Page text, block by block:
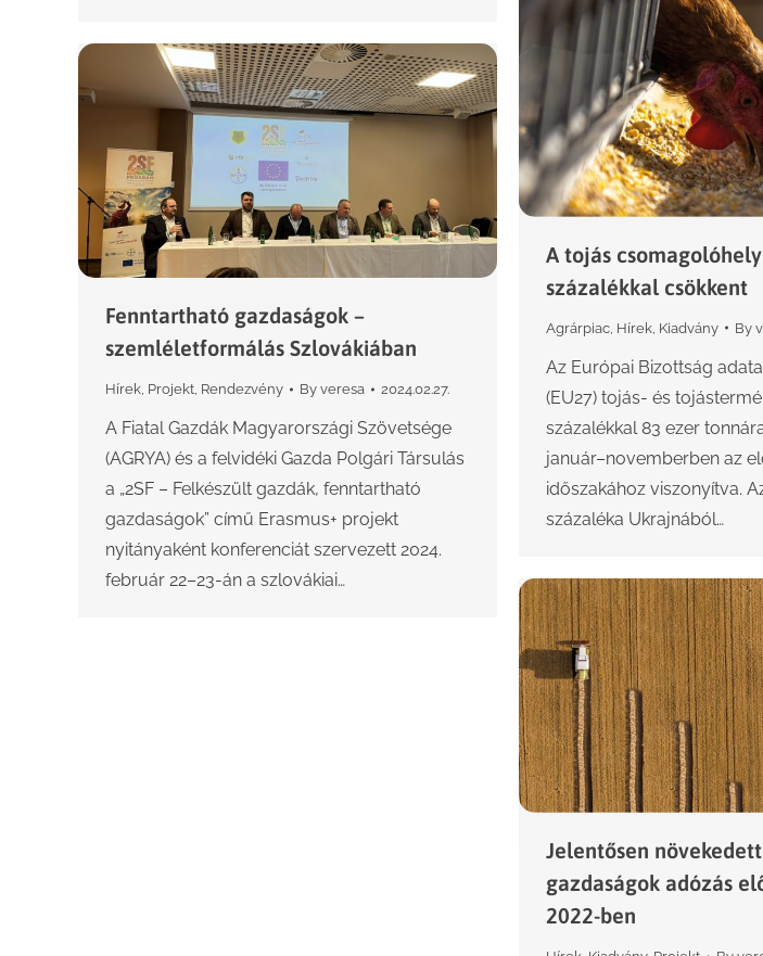
A tojás
százalékkal csökkent
Agrárpiac Hírek Kiadvány By
Az Európai Bizottság
(EU27) tojás- és
százalékkal 83 ezer
január–novemberben az
időszakához viszonyítva.
százaléka Ukrajnából…
Fenntartható gazdaságok –
szemléletformálás Szlovákiában
Hírek, Projekt, Rendezvény By veresa 2024.02.27.
A Fiatal Gazdák Magyarországi Szövetsége
(AGRYA) és a felvidéki Gazda Polgári Társulás
a „2SF – Felkészült gazdák, fenntartható
gazdaságok” című Erasmus+ projekt
nyitányaként konferenciát szervezett 2024.
február 22–23-án a szlovákiai…
Jelentősen
gazdaságok adózás
2022-ben